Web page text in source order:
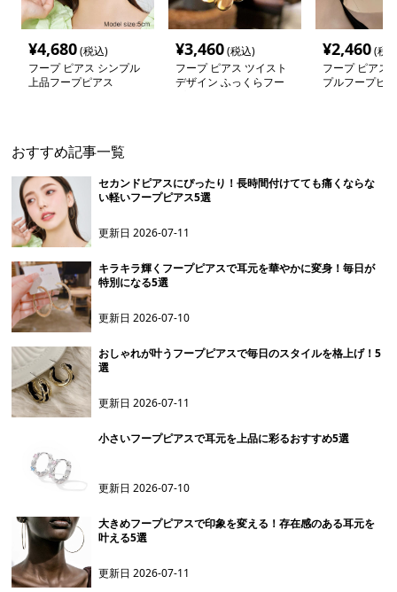
¥4,680(税込)
フープ ピアス シンプル
上品フープピアス
¥3,460(税込)
フープ ピアス ツイスト
デザイン ふっくらフー
¥2,460(税
フープ ピアス
プルフープピ
おすすめ記事一覧
セカンドピアスにぴったり！長時間付けてても痛くならな
い軽いフープピアス5選
更新日2026-07-11
キラキラ輝くフープピアスで耳元を華やかに変身！毎日が
特別になる5選
更新日2026-07-10
おしゃれが叶うフープピアスで毎日のスタイルを格上げ！5
選
更新日2026-07-11
小さいフープピアスで耳元を上品に彩るおすすめ5選
更新日2026-07-10
大きめフープピアスで印象を変える！存在感のある耳元を
叶える5選
更新日2026-07-11